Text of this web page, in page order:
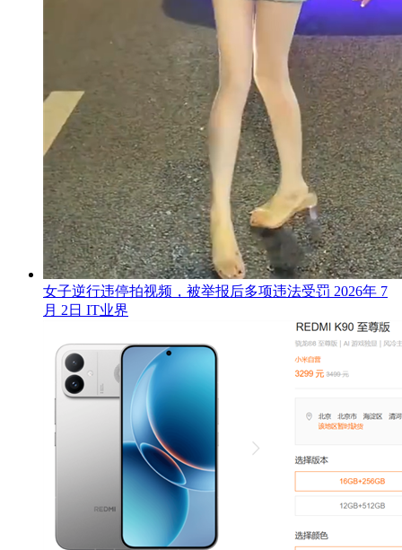
女子逆行违停拍视频，被举报后多项违法受罚 2026年 7
月 2日 IT业界